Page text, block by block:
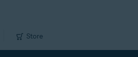
Store